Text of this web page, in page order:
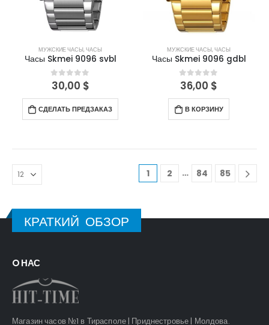
МУЖСКИЕ ЧАСЫ,ЧАСЫ
Часы Skmei 9096 svbl
0out of 5
30,00 $
СДЕЛАТЬ ПРЕДЗАКАЗ
МУЖСКИЕ ЧАСЫ,ЧАСЫ
Часы Skmei 9096 gdbl
0out of 5
36,00 $
В КОРЗИНУ
1 2 … 84 85
КРАТКИЙ ОБЗОР
O НАС
Магазин часов №1 в Тирасполе | Приднестровье | Молдова.